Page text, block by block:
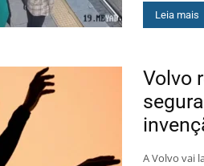
Leia mais
Volvo
A Volvo vai